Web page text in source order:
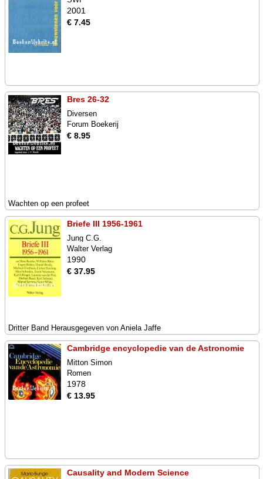
2001
€ 7.45
Bres 26-32
Diversen
Forum Boekerij
€ 8.95
Wachten op een profeet
Briefe III 1956-1961
Jung C.G.
Walter Verlag
1990
€ 37.95
Dritter Band Herausgegeven von Aniela Jaffe
Cambridge encyclopedie van de Astronomie
Mitton Simon
Romen
1978
€ 13.95
Causality and Modern Science